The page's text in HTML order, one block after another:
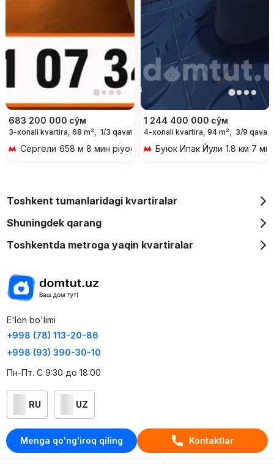
Menga qo'ng'iroq qiling Kontaktlar
683 200 000 сўм
3-xonali kvartira, 68 m², 1/3 qavat
Сергели 658 м 8 мин piyoda
1 244 400 000 сўм
4-xonali kvartira, 94 m², 3/9 qavat
Буюк Ипак Йули 1.8 км 7
Toshkent tumanlaridagi kvartiralar
Shuningdek qarang
Toshkentda metroga yaqin kvartiralar
E'lon bo'limi
+998 (78) 113-20-86
+998 (93) 390-30-10
Пн-Пт. С 9:30 до 18:00
RU UZ
Kontaktlar